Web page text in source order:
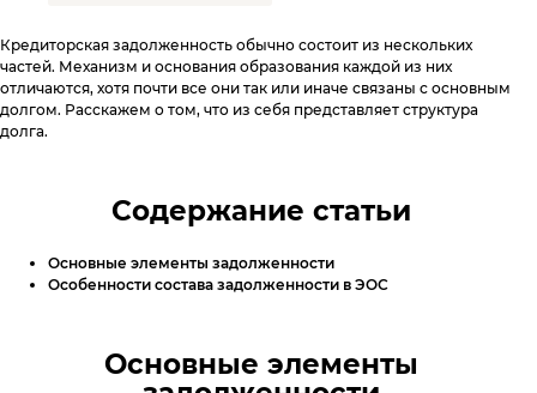
Найти работу
Повысить финграмотность
Вопросы и Ответы
Мобильное приложение
ЭОС в СМИ
Оплатить в терминале
Оплатить в магазине
История компании
Карьера в ЭОС
Адреса офисов
и терминалов
Горячая линия
8 800 555 17 10c 5:00 до 20:00
8 800 775 02 04 c 8:00 до 17:00
Юридический адрес:
Сайт для юридических лиц
Кредиторская задолженность обычно состоит из нескольких
частей. Механизм и основания образования каждой из них
отличаются, хотя почти все они так или иначе связаны с основным
долгом. Расскажем о том, что из себя представляет структура
долга.
Содержание статьи
Основные элементы задолженности
Особенности состава задолженности в ЭОС
Основные элементы